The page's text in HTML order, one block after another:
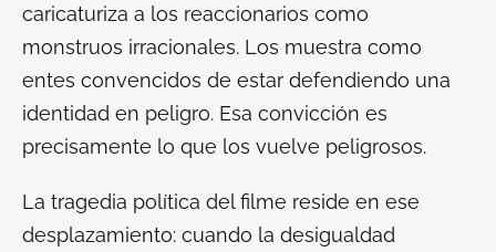
caricaturiza a los reaccionarios como
monstruos irracionales. Los muestra como
entes convencidos de estar defendiendo una
identidad en peligro. Esa convicción es
precisamente lo que los vuelve peligrosos.
La tragedia política del filme reside en ese
desplazamiento: cuando la desigualdad